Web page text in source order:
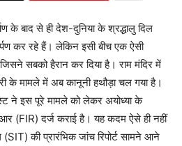
के बाद से ही देश-दुनिया के श्रद्धालु दिल
कर रहे हैं। लेकिन इसी बीच एक ऐसी
सबको हैरान कर दिया है। राम मंदिर में
के मामले में अब कानूनी हथौड़ा चल गया है।
ने इस पूरे मामले को लेकर अयोध्या के
(FIR) दर्ज कराई है। यह कदम ऐसे ही नहीं
(SIT) की प्रारंभिक जांच रिपोर्ट सामने आने